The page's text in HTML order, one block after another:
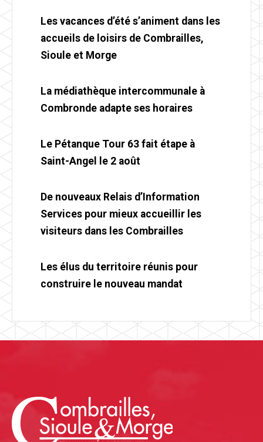
Les vacances d’été s’animent dans les
accueils de loisirs de Combrailles,
Sioule et Morge
La médiathèque intercommunale à
Combronde adapte ses horaires
Le Pétanque Tour 63 fait étape à
Saint-Angel le 2 août
De nouveaux Relais d’Information
Services pour mieux accueillir les
visiteurs dans les Combrailles
Les élus du territoire réunis pour
construire le nouveau mandat